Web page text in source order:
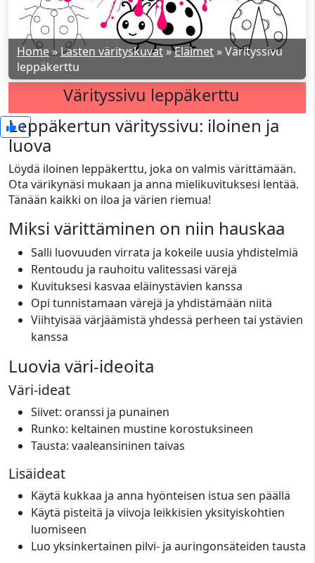
Home»Lasten värityskuvat»Eläimet »Värityssivu
leppäkerttu
Värityssivu leppäkerttu
0
Leppäkertun värityssivu: iloinen ja
luova
Löydä iloinen leppäkerttu, joka on valmis värittämään.
Ota värikynäsi mukaan ja anna mielikuvituksesi lentää.
Tänään kaikki on iloa ja värien riemua!
Miksi värittäminen on niin hauskaa
Salli luovuuden virrata ja kokeile uusia yhdistelmiä
Rentoudu ja rauhoitu valitessasi värejä
Kuvituksesi kasvaa eläinystävien kanssa
Opi tunnistamaan värejä ja yhdistämään niitä
Viihtyisää värjäämistä yhdessä perheen tai ystävien
kanssa
Luovia väri-ideoita
Väri-ideat
Siivet: oranssi ja punainen
Runko: keltainen mustine korostuksineen
Tausta: vaaleansininen taivas
Lisäideat
Käytä kukkaa ja anna hyönteisen istua sen päällä
Käytä pisteitä ja viivoja leikkisien yksityiskohtien
luomiseen
Luo yksinkertainen pilvi- ja auringonsäteiden tausta